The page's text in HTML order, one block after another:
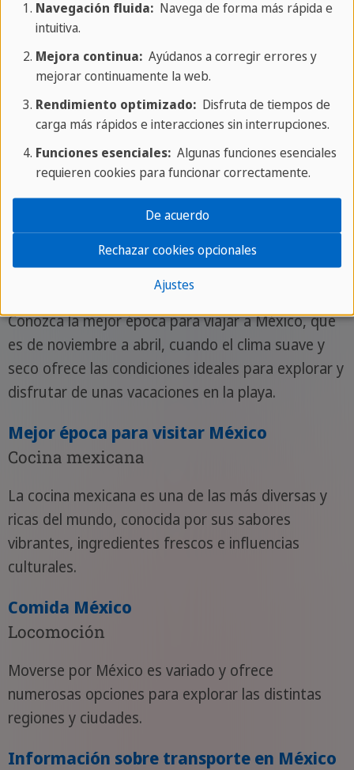
Cholula también es conocida por sus animadas
fiestas y celebraciones, en las que confluyen la rica
cultura indígena y la fe católica. Además, la ciudad
ofrece una gran variedad de artesanías y
mercados tradicionales donde los visitantes
pueden adquirir productos regionales y obras de
arte que reflejan la diversidad cultural de la región.
Cultura México
Nuestros consejos in situ
La mejor época para viajar
Conozca la mejor época para viajar a México, que
es de noviembre a abril, cuando el clima suave y
seco ofrece las condiciones ideales para explorar y
disfrutar de unas vacaciones en la playa.
Mejor época para visitar México
Cocina mexicana
La cocina mexicana es una de las más diversas y
ricas del mundo, conocida por sus sabores
vibrantes, ingredientes frescos e influencias
culturales.
Comida México
Locomoción
Moverse por México es variado y ofrece
numerosas opciones para explorar las distintas
regiones y ciudades.
Información sobre transporte en México
Navegación fluida:Navega de forma más rápida e
intuitiva.
Mejora continua:Ayúdanos a corregir errores y
mejorar continuamente la web.
Rendimiento optimizado:Disfruta de tiempos de
carga más rápidos e interacciones sin interrupciones.
Funciones esenciales:Algunas funciones esenciales
requieren cookies para funcionar correctamente.
Ajustes
Rechazar cookies opcionales
De acuerdo